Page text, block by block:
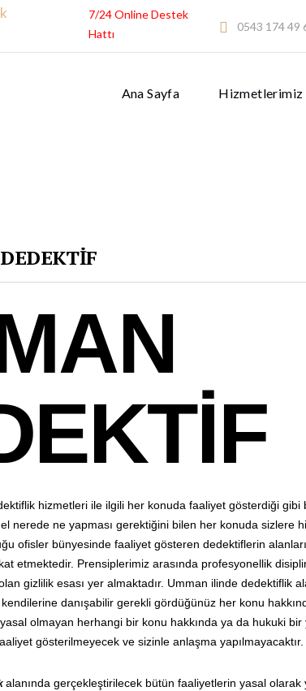
7/24 Online Destek
Hattı
0543 174 49
Ana Sayfa Hizmetlerimiz
hizmetleri ile ilgili her konuda faaliyet gösterdiği
nerede ne yapması gerektiğini bilen her konuda sizlere
ofisler bünyesinde faaliyet gösteren dedektiflerin
etmektedir. Prensiplerimiz arasında profesyonellik
gizlilik esası yer almaktadır. Umman ilinde dedektiflik
kendilerine danışabilir gerekli gördüğünüz her konu
olmayan herhangi bir konu hakkında ya da hukuki bir
gösterilmeyecek ve sizinle anlaşma yapılmayacaktır.
alanında gerçekleştirilecek bütün faaliyetlerin yasal